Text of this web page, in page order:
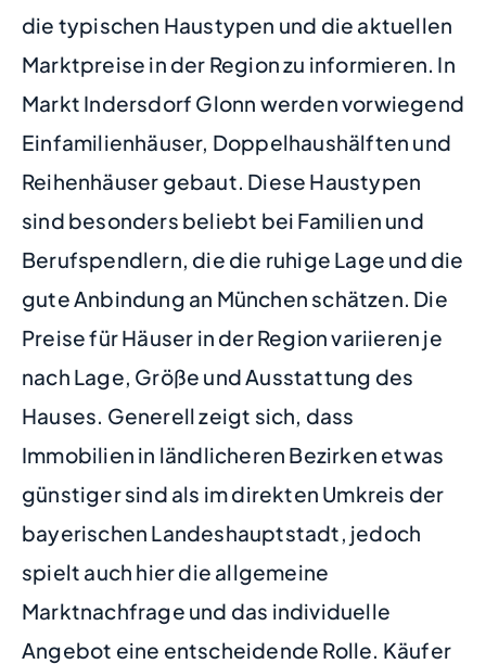
die typischen Haustypen und die aktuellen
Marktpreise in der Region zu informieren. In
Markt Indersdorf Glonn werden vorwiegend
Einfamilienhäuser, Doppelhaushälften und
Reihenhäuser gebaut. Diese Haustypen
sind besonders beliebt bei Familien und
Berufspendlern, die die ruhige Lage und die
gute Anbindung an München schätzen. Die
Preise für Häuser in der Region variieren je
nach Lage, Größe und Ausstattung des
Hauses. Generell zeigt sich, dass
Immobilien in ländlicheren Bezirken etwas
günstiger sind als im direkten Umkreis der
bayerischen Landeshauptstadt, jedoch
spielt auch hier die allgemeine
Marktnachfrage und das individuelle
Angebot eine entscheidende Rolle. Käufer